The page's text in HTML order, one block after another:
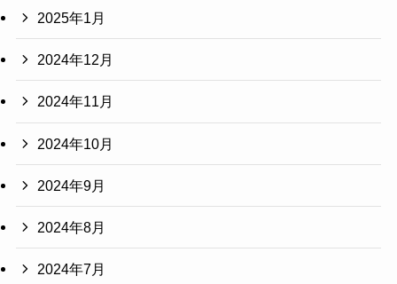
2025年1月
2024年12月
2024年11月
2024年10月
2024年9月
2024年8月
2024年7月